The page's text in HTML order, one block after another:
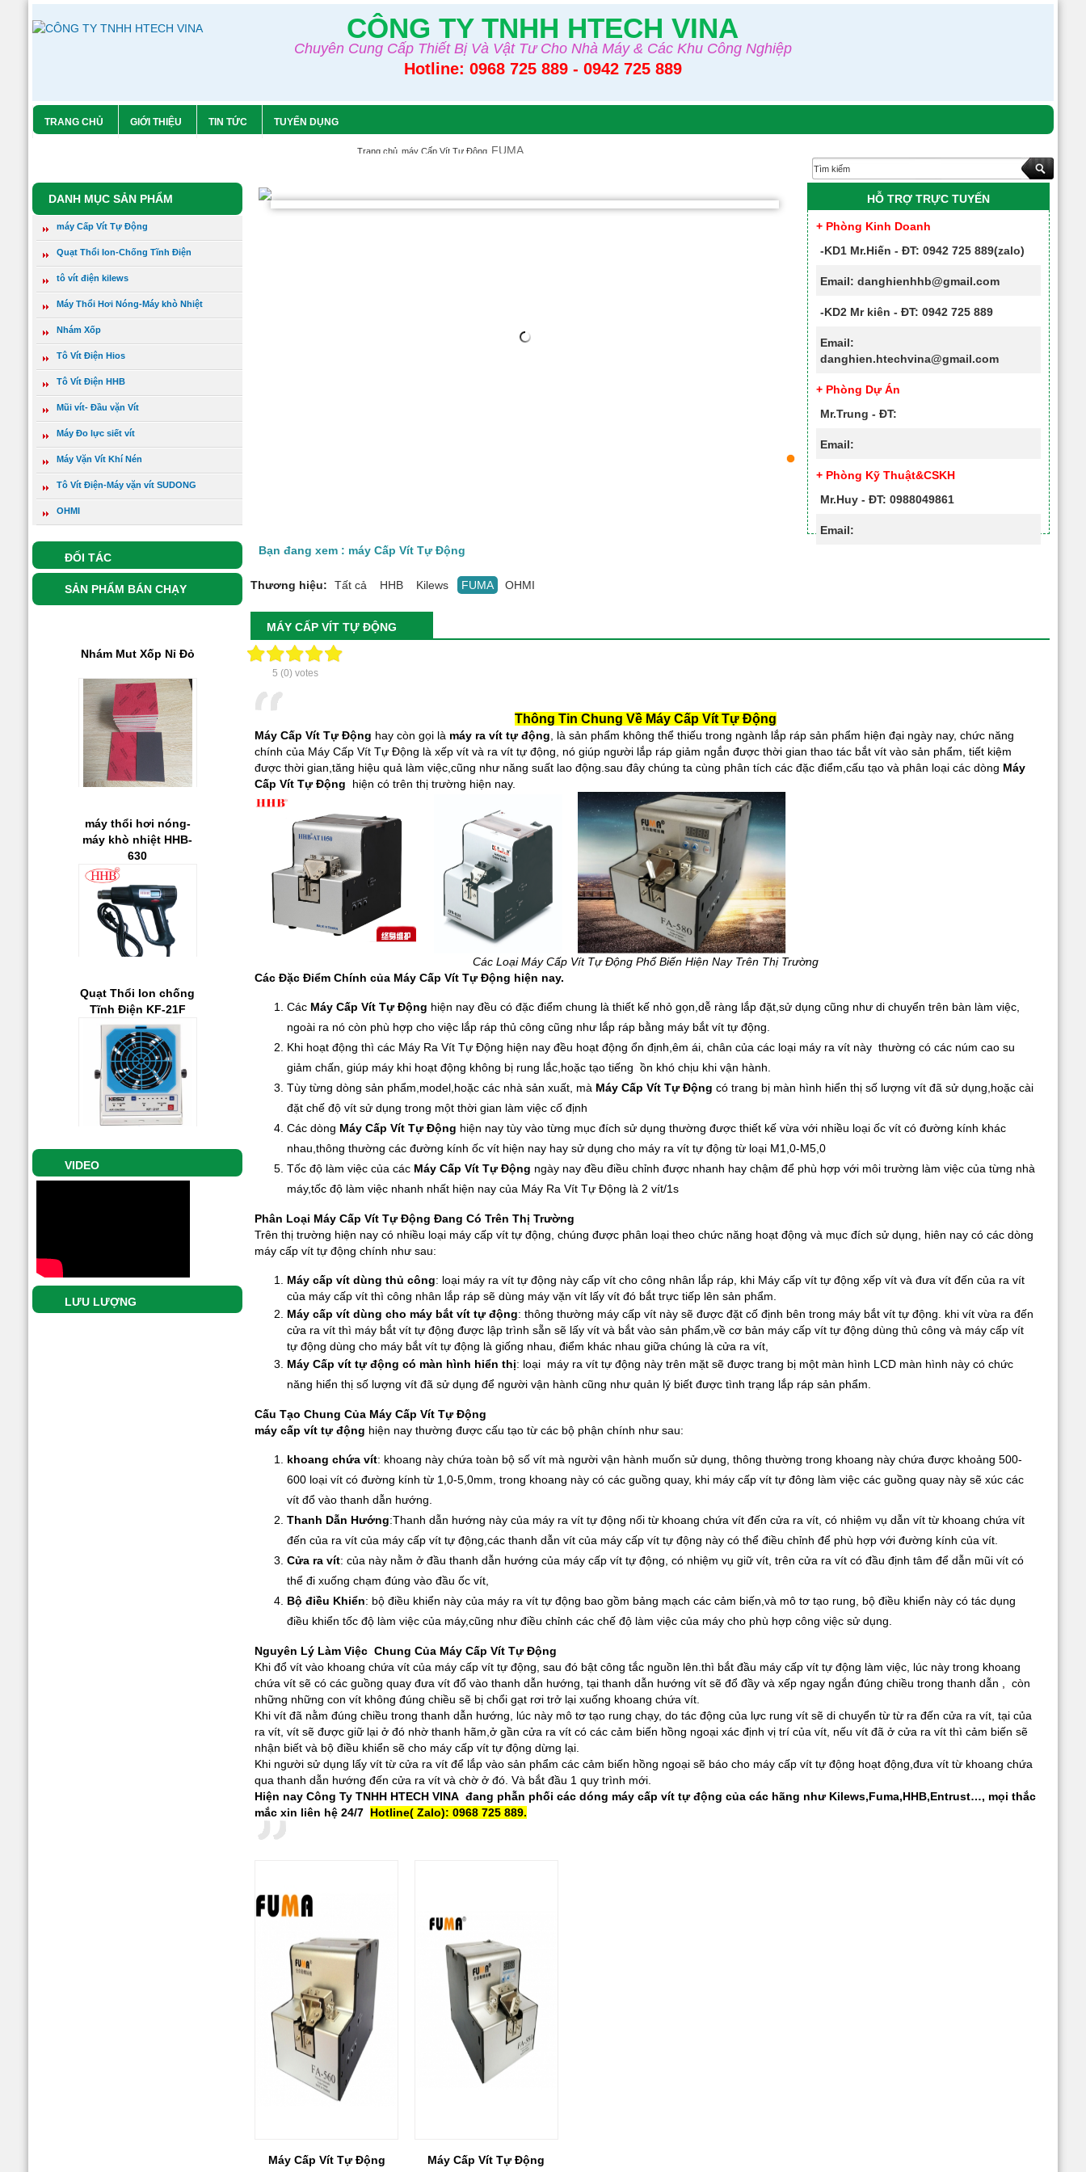
CÔNG TY TNHH HTECH VINA
Chuyên Cung Cấp Thiết Bị Và Vật Tư Cho Nhà Máy & Các Khu Công Nghiệp
Hotline: 0968 725 889 - 0942 725 889
TRANG CHỦ GIỚI THIỆU TIN TỨC TUYỂN DỤNG
Trang chủ máy Cấp Vít Tự Động FUMA
DANH MỤC SẢN PHẨM
máy Cấp Vít Tự Động
Quạt Thổi Ion-Chống Tĩnh Điện
tô vít điện kilews
Máy Thổi Hơi Nóng-Máy khò Nhiệt
Nhám Xốp
Tô Vít Điện Hios
Tô Vít Điện HHB
Mũi vít- Đầu vặn Vít
Máy Đo lực siết vít
Máy Vặn Vít Khí Nén
Tô Vít Điện-Máy vặn vít SUDONG
OHMI
ĐỐI TÁC
SẢN PHẨM BÁN CHẠY
Giá:0 đ
Xem chi tiết
Tô Vít Điện Kilews
SK-9230L/P
Giá:0 đ
Xem chi tiết
Xem chi tiết
Nhám Mut Xốp Nỉ Đỏ
Giá:0 đ
Xem chi tiết
máy thổi hơi nóng-
máy khò nhiệt HHB-
630
Giá:0 đ
Xem chi tiết
Quạt Thổi Ion chống
Tĩnh Điện KF-21F
Giá:0 đ
Xem chi tiết
Máy Cấp Vít Tự Động
HHB-AT 1050
4504B
VIDEO
LƯU LƯỢNG
HỖ TRỢ TRỰC TUYẾN
+ Phòng Kinh Doanh
-KD1 Mr.Hiến - ĐT: 0942 725 889(zalo)
Email: danghienhhb@gmail.com
-KD2 Mr kiên - ĐT: 0942 725 889
Email:
danghien.htechvina@gmail.com
+ Phòng Dự Án
Mr.Trung - ĐT:
Email:
+ Phòng Kỹ Thuật&CSKH
Mr.Huy - ĐT: 0988049861
Email:
Bạn đang xem : máy Cấp Vít Tự Động
Thương hiệu: Tất cả HHB Kilews FUMA OHMI
MÁY CẤP VÍT TỰ ĐỘNG
5 (0) votes
Thông Tin Chung Về Máy Cấp Vít Tự Động
Máy Cấp Vít Tự Động hay còn gọi là máy ra vít tự động , là sản phẩm không thể thiếu trong ngành lắp ráp sản phẩm hiện đại ngày nay, chức năng
chính của Máy Cấp Vít Tự Động là xếp vít và ra vít tự động, nó giúp người lắp ráp giảm ngắn được thời gian thao tác bắt vít vào sản phẩm, tiết kiệm
được thời gian,tăng hiệu quả làm việc,cũng như năng suất lao động.sau đây chúng ta cùng phân tích các đặc điểm,cấu tạo và phân loại các dòng Máy
Cấp Vít Tự Động
hiện có trên thị trường hiện nay.
Các Loại Máy Cấp Vít Tự Động Phổ Biến Hiện Nay Trên Thị Trường
Các Đặc Điểm Chính của Máy Cấp Vít Tự Động hiện nay.
Các Máy Cấp Vít Tự Động hiện nay đều có đặc điểm chung là thiết kế nhỏ gọn,dễ ràng lắp đặt,sử dụng cũng như di chuyển trên bàn làm việc,
ngoài ra nó còn phù hợp cho việc lắp ráp thủ công cũng như lắp ráp bằng máy bắt vít tự động.
Khi hoạt động thì các Máy Ra Vít Tự Động hiện nay đều hoạt động ổn định,êm ái, chân của các loại máy ra vít này thường có các núm cao su
giảm chấn, giúp máy khi hoạt động không bị rung lắc,hoặc tạo tiếng ồn khó chịu khi vận hành.
Tùy từng dòng sản phẩm,model,hoặc các nhà sản xuất, mà Máy Cấp Vít Tự Độngcó trang bị màn hình hiển thị số lượng vít đã sử dụng,hoặc cài
đặt chế độ vít sử dụng trong một thời gian làm việc cố định
Các dòng Máy Cấp Vít Tự Động hiện nay tùy vào từng mục đích sử dụng thường được thiết kế vừa với nhiều loại ốc vít có đường kính khác
nhau,thông thường các đường kính ốc vít hiện nay hay sử dụng cho máy ra vít tự động từ loại M1,0-M5,0
Tốc độ làm việc của các Máy Cấp Vít Tự Động ngày nay đều điều chỉnh được nhanh hay chậm để phù hợp với môi trường làm việc của từng nhà
máy,tốc độ làm việc nhanh nhất hiện nay của Máy Ra Vít Tự Động là 2 vít/1s
Phân Loại Máy Cấp Vít Tự Động Đang Có Trên Thị Trường
Trên thị trường hiện nay có nhiều loại máy cấp vít tự động, chúng được phân loại theo chức năng hoạt động và mục đích sử dụng, hiên nay có các dòng
máy cấp vít tự động chính như sau:
Máy cấp vít dùng thủ công: loại máy ra vít tự động này cấp vít cho công nhân lắp ráp, khi Máy cấp vít tự động xếp vít và đưa vít đến của ra vít
của máy cấp vít thì công nhân lắp ráp sẽ dùng máy vặn vít lấy vít đó bắt trực tiếp lên sản phẩm.
Máy cấp vít dùng cho máy bắt vít tự động: thông thường máy cấp vít này sẽ được đặt cố định bên trong máy bắt vít tự động. khi vít vừa ra đến
cửa ra vít thì máy bắt vít tự động được lập trình sẵn sẽ lấy vít và bắt vào sản phẩm,về cơ bản máy cấp vít tự động dùng thủ công và máy cấp vít
tự động dùng cho máy bắt vít tự động là giống nhau, điểm khác nhau giữa chúng là cửa ra vít,
Máy Cấp vít tự động có màn hình hiển thị: loại máy ra vít tự động này trên mặt sẽ được trang bị một màn hình LCD màn hình này có chức
năng hiển thị số lượng vít đã sử dụng để người vận hành cũng như quản lý biết được tình trạng lắp ráp sản phẩm.
Cấu Tạo Chung Của Máy Cấp Vít Tự Động
máy cấp vít tự động hiện nay thường được cấu tạo từ các bộ phận chính như sau:
khoang chứa vít: khoang này chứa toàn bộ số vít mà người vận hành muốn sử dụng, thông thường trong khoang này chứa được khoảng 500-
600 loại vít có đường kính từ 1,0-5,0mm, trong khoang này có các guồng quay, khi máy cấp vít tự đông làm việc các guồng quay này sẽ xúc các
vít đổ vào thanh dẫn hướng.
Thanh Dẫn Hướng:Thanh dẫn hướng này của máy ra vít tự động nối từ khoang chứa vít đến cửa ra vít, có nhiệm vụ dẫn vít từ khoang chứa vít
đến của ra vít của máy cấp vít tự động,các thanh dẫn vít của máy cấp vít tự động này có thể điều chỉnh để phù hợp với đường kính của vít.
Cửa ra vít: của này nằm ở đầu thanh dẫn hướng của máy cấp vít tự động, có nhiệm vụ giữ vít, trên cửa ra vít có đầu định tâm để dẫn mũi vít có
thể đi xuống chạm đúng vào đầu ốc vít,
Bộ điều Khiển: bộ điều khiển này của máy ra vít tự động bao gồm bảng mạch các cảm biến,và mô tơ tạo rung, bộ điều khiển này có tác dụng
điều khiển tốc độ làm việc của máy,cũng như điều chỉnh các chế độ làm việc của máy cho phù hợp công việc sử dụng.
Nguyên Lý Làm Việc Chung Của Máy Cấp Vít Tự Động
Khi đổ vít vào khoang chứa vít của máy cấp vít tự động, sau đó bật công tắc nguồn lên.thì bắt đầu máy cấp vít tự động làm việc, lúc này trong khoang
chứa vít sẽ có các guồng quay đưa vít đổ vào thanh dẫn hướng, tại thanh dẫn hướng vít sẽ đổ đầy và xếp ngay ngắn đúng chiều trong thanh dẫn , còn
những những con vít không đúng chiều sẽ bị chổi gạt rơi trở lại xuống khoang chứa vít.
Khi vít đã nằm đúng chiều trong thanh dẫn hướng, lúc này mô tơ tạo rung chạy, do tác động của lực rung vít sẽ di chuyển từ từ ra đến cửa ra vít, tại của
ra vít, vít sẽ được giữ lại ở đó nhờ thanh hãm,ở gần cửa ra vít có các cảm biến hồng ngoại xác định vị trí của vít, nếu vít đã ở cửa ra vít thì cảm biến sẽ
nhận biết và bộ điều khiển sẽ cho máy cấp vít tự động dừng lại.
Khi người sử dụng lấy vít từ cửa ra vít để lắp vào sản phẩm các cảm biến hồng ngoại sẽ báo cho máy cấp vít tự động hoạt động,đưa vít từ khoang chứa
qua thanh dẫn hướng đến cửa ra vít và chờ ở đó. Và bắt đầu 1 quy trình mới.
Hiện nay Công Ty TNHH HTECH VINA đang phẫn phối các dóng máy cấp vít tự động của các hãng như Kilews,Fuma,HHB,Entrust…, mọi thắc
mắc xin liên hệ 24/7 Hotline( Zalo): 0968 725 889.
Máy Cấp Vít Tự Động
Máy Cấp Vít Tự Động